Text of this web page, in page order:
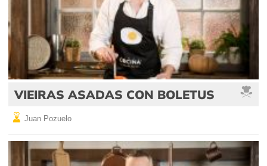
VIEIRAS ASADAS CON BOLETUS
Juan Pozuelo